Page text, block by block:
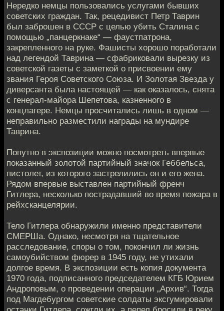
Нередко немцы пользовались услугами бывших
советских граждан. Так, рецедивист Петр Таврин
был заброшен в СССР с целью убить Сталина с
помощью „панцеркнаке“ — фаустпатрона,
закрепленного на руке. Фашисты хорошо поработали
над легендой Таврина — сфабриковали вырезку из
советской газеты с заметкой о присвоении ему
звания Героя Советского Союза. И Золотая Звезда у
диверсанта была настоящей — как оказалось, снята
с генерал-майора Шепетова, казненного в
концлагере. Немцы просчитались лишь в одном —
неправильно разместили награды на мундире
Таврина.
Попутно в экспозиции можно посмотреть впервые
показанный золотой партийный значок Геббельса,
пистолет, из которого застрелились он и его жена.
Рядом впервые выставлен партийный френч
Гитлера, несколько пострадавший во время пожара в
рейхсканцелярии.
Тело Гитлера обнаружили именно представители
СМЕРШа. Однако, несмотря на тщательное
расследование, споры о том, покончил ли жизнь
самоубийством фюрер в 1945 году, не утихали
долгое время. В экспозиции есть копия документа
1970 года, подписанного председателем КГБ Юрием
Андроповым, о проведении операции „Архив“. Тогда
под Магдебургом советские солдаты эксгумировали